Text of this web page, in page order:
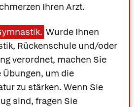
Ihren Arzt.
Wurde Ihnen
Rückenschule und/oder
verordnet, machen Sie
um die
zu stärken. Wenn Sie
sind, fragen Sie